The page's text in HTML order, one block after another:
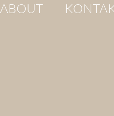
ABOUT